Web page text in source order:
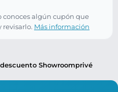
conoces algún cupón que
revisarlo. Más información
Showroomprivé